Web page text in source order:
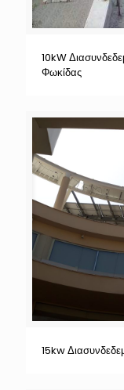
10kW
Φωκίδας
15kw